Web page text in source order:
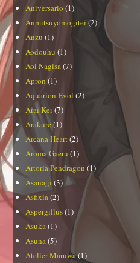
Aniversario (1)
Anmitsuyomogitei (2)
Anzu (1)
Aodouhu (1)
Aoi Nagisa(7)
Apron (1)
Aquarion Evol (2)
Arai Kei (7)
Arakure(1)
Arcana Heart(2)
Aroma Gaeru (1)
Artoria Pendragon (1)
Asanagi(3)
Asfixia(2)
Aspergillus(1)
Asuka(1)
Asuna(5)
Atelier Maruwa(1)